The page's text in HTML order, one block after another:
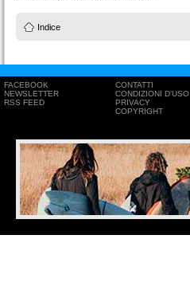
Indice
FACEBOOK
NEWSLETTER
RSS FEED
CONTATTI
CONDIZIONI D'USO
PRIVACY
COPYRIGHT